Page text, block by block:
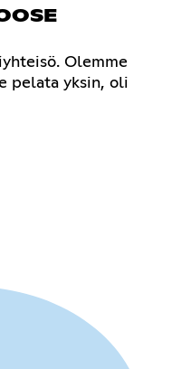
Olemme
pelata yksin, oli